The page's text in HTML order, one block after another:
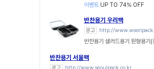
이벤트 UP TO 74% OFF
반찬용기 우리팩
광고 http://
반찬용기 샐러드용기 원형용기
반찬용기 서울팩